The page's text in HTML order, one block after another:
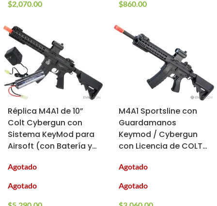
$2,070.00 $860.00
Réplica M4A1 de 10”
Colt Cybergun con
Sistema KeyMod para
Airsoft (con Batería y
Agotado
Agotado
M4A1 Sportsline con
Guardamanos
Keymod / Cybergun
con Licencia de COLT
Agotado
Agotado